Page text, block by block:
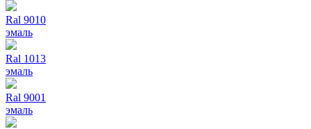
Ral 9010
эмаль
Ral 1013
эмаль
Ral 9001
эмаль